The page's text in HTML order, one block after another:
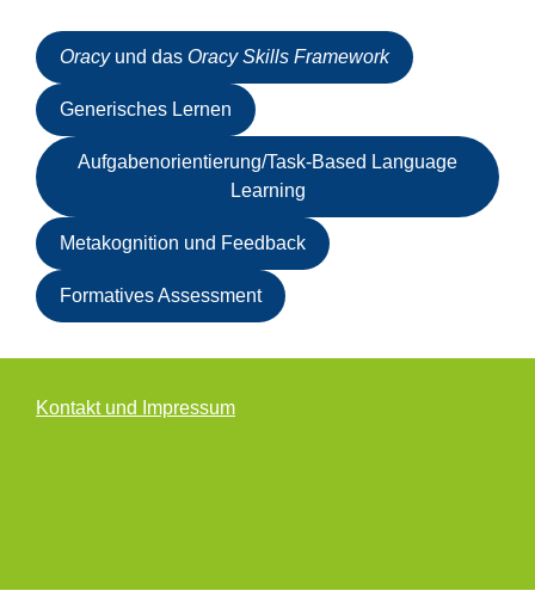
Ora­cyund das Ora­cy Skills Frame­work
Gene­ri­sches Ler­nen
Auf­ga­ben­ori­en­tie­run­g/­Task-Based Lan­guage
Lear­ning
Meta­ko­gni­ti­on und Feed­back
For­ma­ti­ves Assess­ment
Kon­takt und Impres­sum